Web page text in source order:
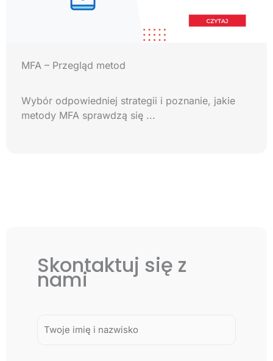
MFA – Przegląd metod
Wybór odpowiedniej strategii i poznanie, jakie
metody MFA sprawdzą się ...
Skontaktuj się z
nami